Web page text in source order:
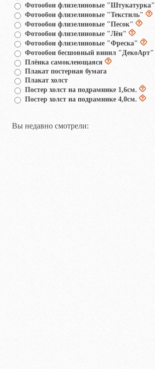
Фотообои флизелиновые "Штукатурка"
Фотообои флизелиновые "Текстиль"
Фотообои флизелиновые "Песок"
Фотообои флизелиновые "Лён"
Фотообои флизелиновые "Фреска"
Фотообои бесшовный винил "ДекоАрт"
Плёнка самоклеющаяся
Плакат постерная бумага
Плакат холст
Постер холст на подрамнике 1,6см.
Постер холст на подрамнике 4,0см.
Вы недавно смотрели: